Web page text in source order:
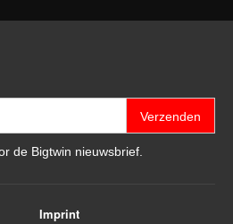
Verzenden
de Bigtwin nieuwsbrief.
Imprint